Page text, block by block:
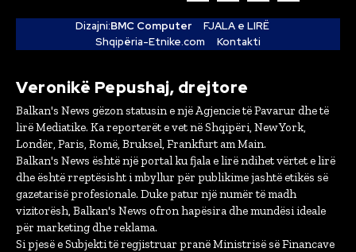
Dizajni:BMC Computer
FJALA e LIRË
Shqipëria-Etnike.com
Kontakti
Veronikë Pepushaj, drejtore
Balkan's News gëzon statusin e një Agjencie të Pavarur dhe të
lirë Mediatike. Ka reporterët e vet në Shqipëri, New York,
Londër, Paris, Romë, Bruksel, Frankfurt am Main.
Balkan's News është një portal ku fjala e lirë ndihet vërtet e lirë
dhe është rreptësisht i mbyllur për publikime jashtë etikës së
gazetarisë profesionale. Duke patur një numër të madh
vizitorësh, Balkan's News ofron hapësira dhe mundësi ideale
për marketing dhe reklama.
Si pjesë e Subjekti të regjistruar pranë Ministrisë së Financave